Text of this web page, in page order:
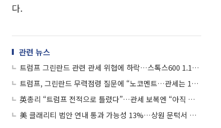
다.
관련 뉴스
트럼프 그린란드 관련 관세 위협에 하락…스톡스600 1.19%↓
트럼프, 그린란드 무력점령 질문에 “노코멘트…관세는 100% 실행”
英총리 “트럼프 전적으로 틀렸다”…관세 보복엔 “아직 그 단계 아냐”
美 클래리티 법안 연내 통과 가능성 13%…상원 문턱서 제동